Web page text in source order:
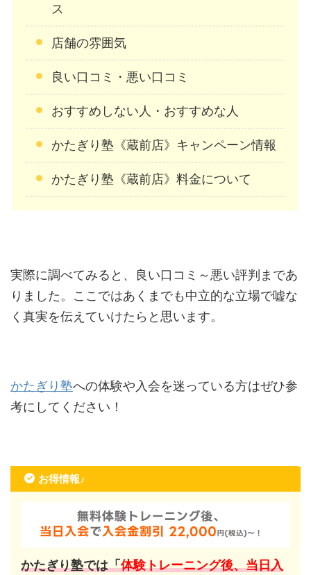
ス
店舗の雰囲気
良い口コミ・悪い口コミ
おすすめしない人・おすすめな人
かたぎり塾《蔵前店》キャンペーン情報
かたぎり塾《蔵前店》料金について
実際に調べてみると、良い口コミ～悪い評判まであ
りました。ここではあくまでも中立的な立場で嘘な
く真実を伝えていけたらと思います。
かたぎり塾への体験や入会を迷っている方はぜひ参
考にしてください！
お得情報♪
かたぎり塾では「体験トレーニング後、当日入